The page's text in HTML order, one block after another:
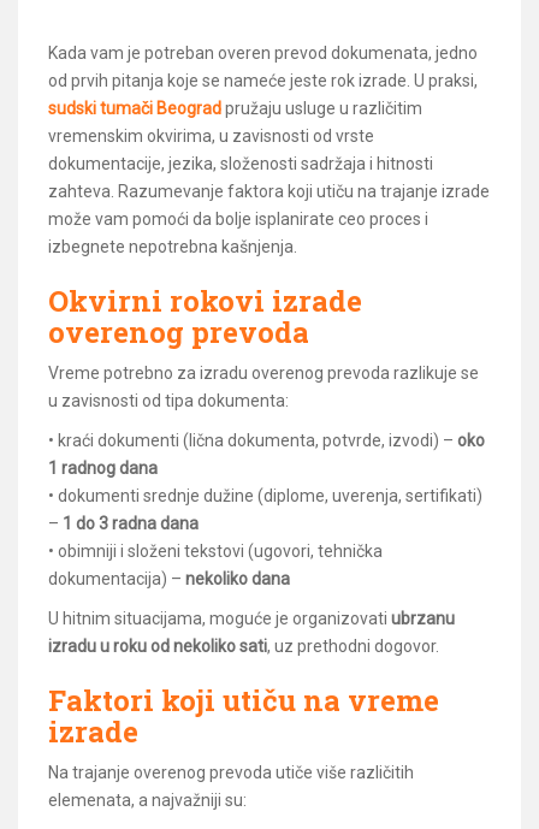
Kada vam je potreban overen prevod dokumenata, jedno
od prvih pitanja koje se nameće jeste rok izrade. U praksi,
sudski tumači Beogradpružaju usluge u različitim
vremenskim okvirima, u zavisnosti od vrste
dokumentacije, jezika, složenosti sadržaja i hitnosti
zahteva. Razumevanje faktora koji utiču na trajanje izrade
može vam pomoći da bolje isplanirate ceo proces i
izbegnete nepotrebna kašnjenja.
Okvirni rokovi izrade
overenog prevoda
Vreme potrebno za izradu overenog prevoda razlikuje se
u zavisnosti od tipa dokumenta:
• kraći dokumenti (lična dokumenta, potvrde, izvodi) – oko
1 radnog dana
• dokumenti srednje dužine (diplome, uverenja, sertifikati)
– 1 do 3 radna dana
• obimniji i složeni tekstovi (ugovori, tehnička
dokumentacija) – nekoliko dana
U hitnim situacijama, moguće je organizovati ubrzanu
izradu u roku od nekoliko sati, uz prethodni dogovor.
Faktori koji utiču na vreme
izrade
Na trajanje overenog prevoda utiče više različitih
elemenata, a najvažniji su: